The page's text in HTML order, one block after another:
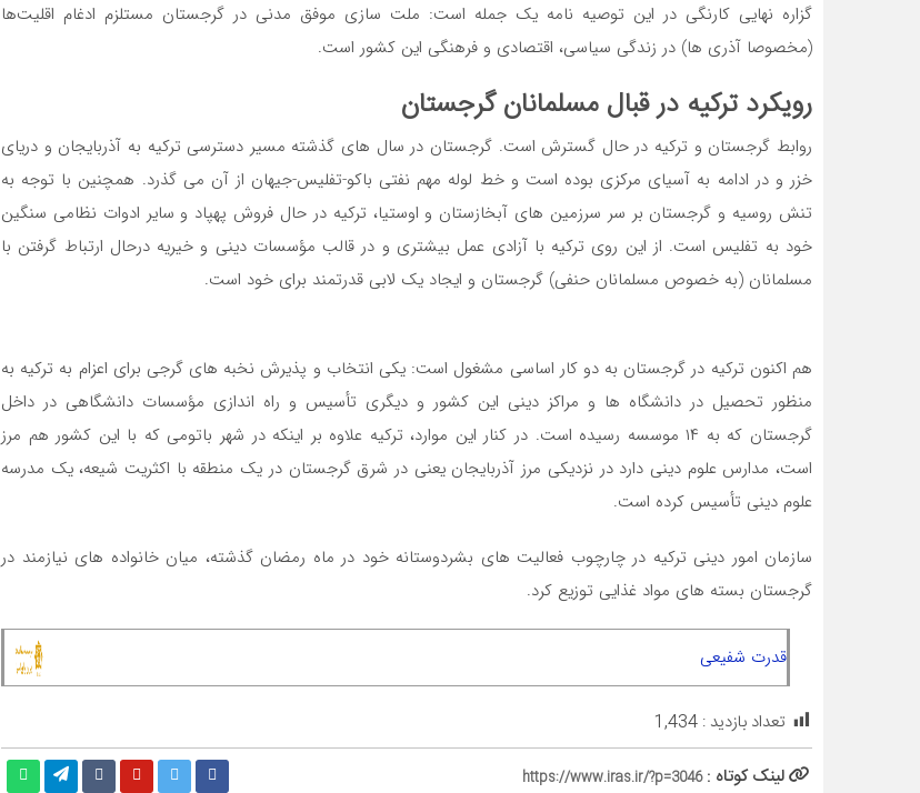
گزاره نهایی کارنگی در این توصیه ‌نامه یک جمله است: ملت‌ سازی موفق مدنی در گرجستان مستلزم ادغام اقلیت‌ها
(مخصوصا آذری‌ ها) در زندگی سیاسی، اقتصادی و فرهنگی این کشور است.
رویکرد ترکیه در قبال مسلمانان گرجستان
روابط گرجستان و ترکیه در حال گسترش است. گرجستان در سال‌ های گذشته مسیر دسترسی ترکیه به آذربایجان و دریای
خزر و در ادامه به آسیای مرکزی بوده است و خط لوله مهم نفتی باکو-تفلیس-جیهان از آن می‌ گذرد. همچنین با توجه به
تنش روسیه و گرجستان بر سر سرزمین‌ های آبخازستان و اوستیا، ترکیه در حال فروش پهپاد و سایر ادوات نظامی سنگین
خود به تفلیس است. از این روی ترکیه با آزادی عمل بیشتری و در قالب مؤسسات دینی و خیریه درحال ارتباط ‌گرفتن با
مسلمانان (به خصوص مسلمانان حنفی) گرجستان و ایجاد یک لابی قدرتمند برای خود است.
هم اکنون ترکیه در گرجستان به دو کار اساسی مشغول است: یکی انتخاب و پذیرش نخبه ‌های گرجی برای اعزام به ترکیه به
منظور تحصیل در دانشگاه ‌ها و مراکز دینی این کشور و دیگری تأسیس و راه‌ اندازی مؤسسات دانشگاهی در داخل
گرجستان که به ۱۴ موسسه رسیده است. در کنار این موارد، ترکیه علاوه بر اینکه در شهر باتومی که با این کشور هم مرز
است، مدارس علوم دینی دارد در نزدیکی مرز آذربایجان یعنی در شرق گرجستان در یک منطقه با اکثریت شیعه، یک مدرسه
علوم دینی تأسیس کرده است.
سازمان امور دینی ترکیه در چارچوب فعالیت‌ های بشردوستانه خود در ماه رمضان گذشته، میان خانواده ‌های نیازمند در
گرجستان بسته‌ های مواد غذایی توزیع کرد.
قدرت شفیعی
تعداد بازدید : 1,434
لینک کوتاه :https://www.iras.ir/?p=3046